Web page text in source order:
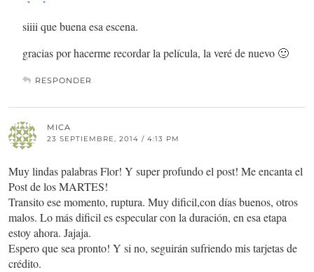
siiii que buena esa escena.
gracias por hacerme recordar la película, la veré de nuevo 🙂
RESPONDER
MICA
23 SEPTIEMBRE, 2014 / 4:13 PM
Muy lindas palabras Flor! Y super profundo el post! Me encanta el
Post de los MARTES!
Transito ese momento, ruptura. Muy dificil,con días buenos, otros
malos. Lo más dificil es especular con la duración, en esa etapa
estoy ahora. Jajaja.
Espero que sea pronto! Y si no, seguirán sufriendo mis tarjetas de
crédito.